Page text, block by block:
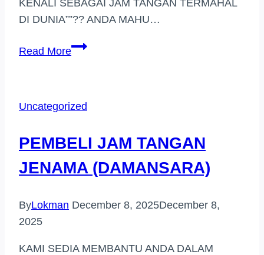
KENALI SEBAGAI JAM TANGAN TERMAHAL
DI DUNIA””?? ANDA MAHU…
Read MorePEMBELI
AREA
Uncategorized
PEMBELI JAM TANGAN
JENAMA (DAMANSARA)
ByLokman December 8, 2025December 8,
2025
KAMI SEDIA MEMBANTU ANDA DALAM